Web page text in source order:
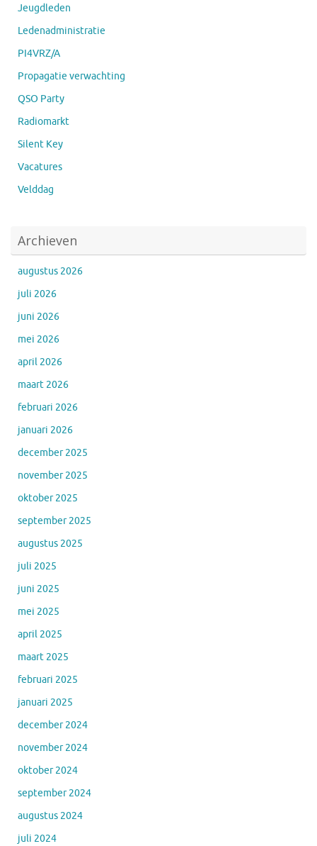
Jeugdleden
Ledenadministratie
PI4VRZ/A
Propagatie verwachting
QSO Party
Radiomarkt
Silent Key
Vacatures
Velddag
Archieven
augustus 2026
juli 2026
juni 2026
mei 2026
april 2026
maart 2026
februari 2026
januari 2026
december 2025
november 2025
oktober 2025
september 2025
augustus 2025
juli 2025
juni 2025
mei 2025
april 2025
maart 2025
februari 2025
januari 2025
december 2024
november 2024
oktober 2024
september 2024
augustus 2024
juli 2024